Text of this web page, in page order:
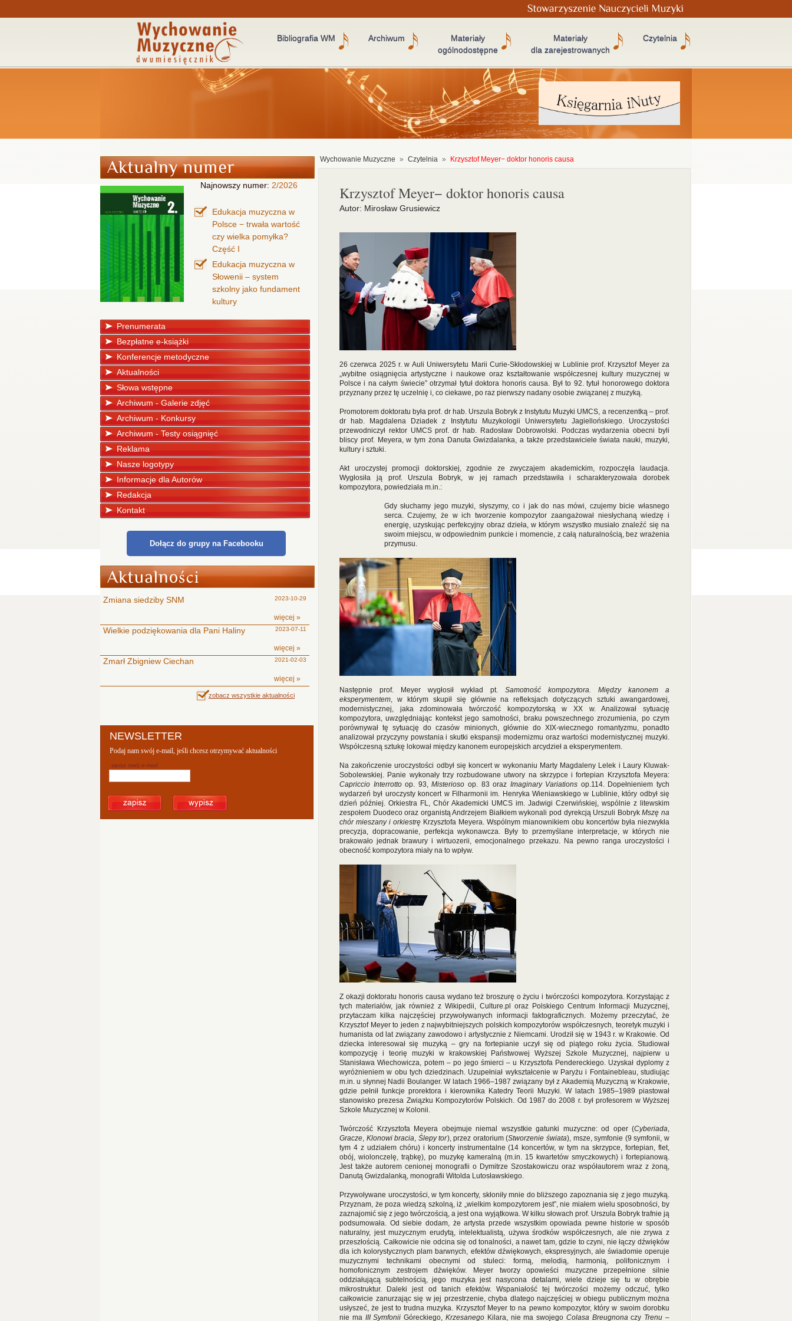
Bibliografia WM Archiwum
Materiały
ogólnodostępne
Materiały
dla zarejestrowanych
Czytelnia
Najnowszy numer: 2/2026
Edukacja muzyczna w
Polsce − trwała wartość
czy wielka pomyłka?
Część I
Edukacja muzyczna w
Słowenii – system
szkolny jako fundament
kultury
Prenumerata
Bezpłatne e-książki
Konferencje metodyczne
Aktualności
Słowa wstępne
Archiwum - Galerie zdjęć
Archiwum - Konkursy
Archiwum - Testy osiągnięć
Reklama
Nasze logotypy
Informacje dla Autorów
Redakcja
Kontakt
Dołącz do grupy na Facebooku
Zmiana siedziby SNM 2023-10-29
więcej »
Wielkie podziękowania dla Pani Haliny 2023-07-11
więcej »
Zmarł Zbigniew Ciechan 2021-02-03
więcej »
zobacz wszystkie aktualności
NEWSLETTER
Podaj nam swój e-mail, jeśli chcesz otrzymywać aktualności
wpisz swój e-mail:
Wychowanie Muzyczne » Czytelnia » Krzysztof Meyer− doktor honoris causa
Krzysztof Meyer− doktor honoris causa
Autor: Mirosław Grusiewicz
26 czerwca 2025 r. w Auli Uniwersytetu Marii Curie-Skłodowskiej w Lublinie prof. Krzysztof Meyer za
„wybitne osiągnięcia artystyczne i naukowe oraz kształtowanie współczesnej kultury muzycznej w
Polsce i na całym świecie” otrzymał tytuł doktora honoris causa. Był to 92. tytuł honorowego doktora
przyznany przez tę uczelnię i, co ciekawe, po raz pierwszy nadany osobie związanej z muzyką.
Promotorem doktoratu była prof. dr hab. Urszula Bobryk z Instytutu Muzyki UMCS, a recenzentką – prof.
dr hab. Magdalena Dziadek z Instytutu Muzykologii Uniwersytetu Jagiellońskiego. Uroczystości
przewodniczył rektor UMCS prof. dr hab. Radosław Dobrowolski. Podczas wydarzenia obecni byli
bliscy prof. Meyera, w tym żona Danuta Gwizdalanka, a także przedstawiciele świata nauki, muzyki,
kultury i sztuki.
Akt uroczystej promocji doktorskiej, zgodnie ze zwyczajem akademickim, rozpoczęła laudacja.
Wygłosiła ją prof. Urszula Bobryk, w jej ramach przedstawiła i scharakteryzowała dorobek
kompozytora, powiedziała m.in.:
Gdy słuchamy jego muzyki, słyszymy, co i jak do nas mówi, czujemy bicie własnego
serca. Czujemy, że w ich tworzenie kompozytor zaangażował niesłychaną wiedzę i
energię, uzyskując perfekcyjny obraz dzieła, w którym wszystko musiało znaleźć się na
swoim miejscu, w odpowiednim punkcie i momencie, z całą naturalnością, bez wrażenia
przymusu.
Następnie prof. Meyer wygłosił wykład pt. Samotność kompozytora. Między kanonem a
eksperymentem, w którym skupił się głównie na refleksjach dotyczących sztuki awangardowej,
modernistycznej, jaka zdominowała twórczość kompozytorską w XX w. Analizował sytuację
kompozytora, uwzględniając kontekst jego samotności, braku powszechnego zrozumienia, po czym
porównywał tę sytuację do czasów minionych, głównie do XIX-wiecznego romantyzmu, ponadto
analizował przyczyny powstania i skutki ekspansji modernizmu oraz wartości modernistycznej muzyki.
Współczesną sztukę lokował między kanonem europejskich arcydzieł a eksperymentem.
Na zakończenie uroczystości odbył się koncert w wykonaniu Marty Magdaleny Lelek i Laury Kluwak-
Sobolewskiej. Panie wykonały trzy rozbudowane utwory na skrzypce i fortepian Krzysztofa Meyera:
Capriccio Interrottoop. 93,Misterioso op. 83 oraz Imaginary Variations op.114. Dopełnieniem tych
wydarzeń był uroczysty koncert w Filharmonii im. Henryka Wieniawskiego w Lublinie, który odbył się
dzień później. Orkiestra FL, Chór Akademicki UMCS im. Jadwigi Czerwińskiej, wspólnie z litewskim
zespołem Duodeco oraz organistą Andrzejem Białkiem wykonali pod dyrekcją Urszuli BobrykMszę na
chór mieszany i orkiestrę Krzysztofa Meyera. Wspólnym mianownikiem obu koncertów była niezwykła
precyzja, dopracowanie, perfekcja wykonawcza. Były to przemyślane interpretacje, w których nie
brakowało jednak brawury i wirtuozerii, emocjonalnego przekazu. Na pewno ranga uroczystości i
obecność kompozytora miały na to wpływ.
Z okazji doktoratu honoris causa wydano też broszurę o życiu i twórczości kompozytora. Korzystając z
tych materiałów, jak również z Wikipedii, Culture.pl oraz Polskiego Centrum Informacji Muzycznej,
przytaczam kilka najczęściej przywoływanych informacji faktograficznych. Możemy przeczytać, że
Krzysztof Meyer to jeden z najwybitniejszych polskich kompozytorów współczesnych, teoretyk muzyki i
humanista od lat związany zawodowo i artystycznie z Niemcami. Urodził się w 1943 r. w Krakowie. Od
dziecka interesował się muzyką – gry na fortepianie uczył się od piątego roku życia. Studiował
kompozycję i teorię muzyki w krakowskiej Państwowej Wyższej Szkole Muzycznej, najpierw u
Stanisława Wiechowicza, potem – po jego śmierci – u Krzysztofa Pendereckiego. Uzyskał dyplomy z
wyróżnieniem w obu tych dziedzinach. Uzupełniał wykształcenie w Paryżu i Fontainebleau, studiując
m.in. u słynnej Nadii Boulanger. W latach 1966–1987 związany był z Akademią Muzyczną w Krakowie,
gdzie pełnił funkcje prorektora i kierownika Katedry Teorii Muzyki. W latach 1985–1989 piastował
stanowisko prezesa Związku Kompozytorów Polskich. Od 1987 do 2008 r. był profesorem w Wyższej
Szkole Muzycznej w Kolonii.
Twórczość Krzysztofa Meyera obejmuje niemal wszystkie gatunki muzyczne: od oper (Cyberiada,
Gracze, Klonowi bracia, Ślepy tor), przez oratorium (Stworzenie świata), msze, symfonie (9 symfonii, w
tym 4 z udziałem chóru) i koncerty instrumentalne (14 koncertów, w tym na skrzypce, fortepian, flet,
obój, wiolonczelę, trąbkę), po muzykę kameralną (m.in. 15 kwartetów smyczkowych) i fortepianową.
Jest także autorem cenionej monografii o Dymitrze Szostakowiczu oraz współautorem wraz z żoną,
Danutą Gwizdalanką, monografii Witolda Lutosławskiego.
Przywoływane uroczystości, w tym koncerty, skłoniły mnie do bliższego zapoznania się z jego muzyką.
Przyznam, że poza wiedzą szkolną, iż „wielkim kompozytorem jest”, nie miałem wielu sposobności, by
zaznajomić się z jego twórczością, a jest ona wyjątkowa. W kilku słowach prof. Urszula Bobryk trafnie ją
podsumowała. Od siebie dodam, że artysta przede wszystkim opowiada pewne historie w sposób
naturalny, jest muzycznym erudytą, intelektualistą, używa środków współczesnych, ale nie zrywa z
przeszłością. Całkowicie nie odcina się od tonalności, a nawet tam, gdzie to czyni, nie łączy dźwięków
dla ich kolorystycznych plam barwnych, efektów dźwiękowych, ekspresyjnych, ale świadomie operuje
muzycznymi technikami obecnymi od stuleci: formą, melodią, harmonią, polifonicznym i
homofonicznym zestrojem dźwięków. Meyer tworzy opowieści muzyczne przepełnione silnie
oddziałującą subtelnością, jego muzyka jest nasycona detalami, wiele dzieje się tu w obrębie
mikrostruktur. Daleki jest od tanich efektów. Wspaniałość tej twórczości możemy odczuć, tylko
całkowicie zanurzając się w jej przestrzenie, chyba dlatego najczęściej w obiegu publicznym można
usłyszeć, że jest to trudna muzyka. Krzysztof Meyer to na pewno kompozytor, który w swoim dorobku
nie ma III SymfoniiGóreckiego, KrzesanegoKilara, nie ma swojego Colasa Breugnonaczy Trenu –